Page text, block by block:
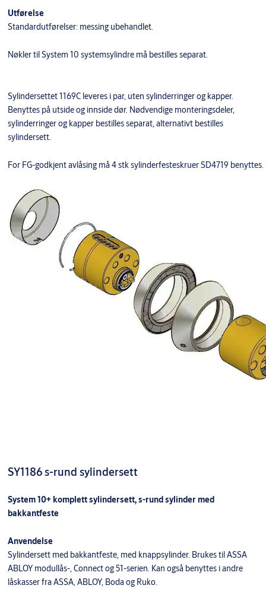
Utførelse
Standardutførelser: messing ubehandlet.
Nøkler til System 10 systemsylindre må bestilles separat.
Sylindersettet 1169C leveres i par, uten sylinderringer og kapper.
Benyttes på utside og innside dør. Nødvendige monteringsdeler,
sylinderringer og kapper bestilles separat, alternativt bestilles
sylindersett.
For FG-godkjent avlåsing må 4 stk sylinderfesteskruer SD4719 benyttes.
SY1186 s-rund sylindersett
System 10+ komplett sylindersett, s-rund sylinder med
bakkantfeste
Anvendelse
Sylindersett med bakkantfeste, med knappsylinder. Brukes til ASSA
ABLOY modullås-, Connect og 51-serien. Kan også benyttes i andre
låskasser fra ASSA, ABLOY, Boda og Ruko.